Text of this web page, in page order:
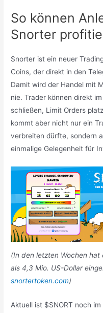
So können
Snorter
Snorter ist ein neuer
Coins, der direkt in den
Damit wird der Handel mit
nie. Trader können direkt
schließen, Limit Orders
kommt aber nicht nur ein
verbreiten dürfte, sondern
einmalige Gelegenheit für
(In den letzten Wochen hat
als 4,3 Mio. US-Dollar
snortertoken.com)
Aktuell ist $SNORT noch